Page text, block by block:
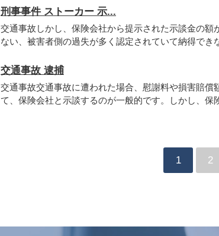
刑事事件 ストーカー 示...
交通事故しかし、保険会社から提示された示談金の額
ない、被害者側の過失が多く認定されていて納得でき
交通事故 逮捕
交通事故交通事故に遭われた場合、慰謝料や損害賠償
て、保険会社と示談するのが一般的です。しかし、保
1 2